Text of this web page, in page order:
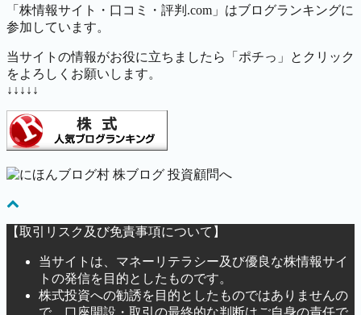
「株情報サイト・口コミ・評判.com」はブログランキングに
参加しています。
当サイトの情報がお役に立ちましたら「ポチっ」とクリック
をよろしくお願いします。
↓↓↓↓↓
【取引リスク及び免責事項について】
当サイトは、マネーリテラシー及び優良な株情報サイ
トの発信を目的としたものです。
株式投資への勧誘を目的としたものではありませんの
で、口座開設・取引の最終的な判断はご自身の責任で